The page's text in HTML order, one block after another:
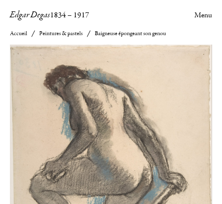
Edgar Degas1834– 1917 Menu
Accueil Peintures & pastels Baigneuse épongeant son genou